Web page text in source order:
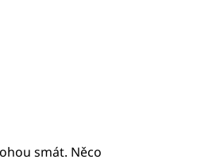
smát. Něco